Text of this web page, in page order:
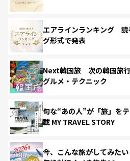
エアラインランキング 読
グ形式で発表
Next韓国旅 次の韓国旅行
グルメ・テクニック
旬な“あの人”が「旅」を
載 MY TRAVEL STORY
今、こんな旅がしてみた